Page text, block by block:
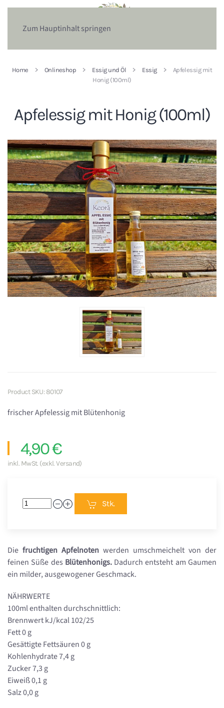
Zum Hauptinhalt springen
Home Onlineshop Essig und Öl Essig
Apfelessig mit
Honig (100ml)
Apfelessig mit Honig (100ml)
Product SKU: 80107
frischer Apfelessig mit Blütenhonig
4,90 €
inkl. MwSt. (exkl. Versand)
Stk.
Die fruchtigen Apfelnoten werden umschmeichelt von der
feinen Süße des Blütenhonigs.Dadurch entsteht am Gaumen
ein milder, ausgewogener Geschmack.
NÄHRWERTE
100ml enthalten durchschnittlich:
Brennwert kJ/kcal 102/25
Fett 0 g
Gesättigte Fettsäuren 0 g
Kohlenhydrate 7,4 g
Zucker 7,3 g
Eiweiß 0,1 g
Salz 0,0 g